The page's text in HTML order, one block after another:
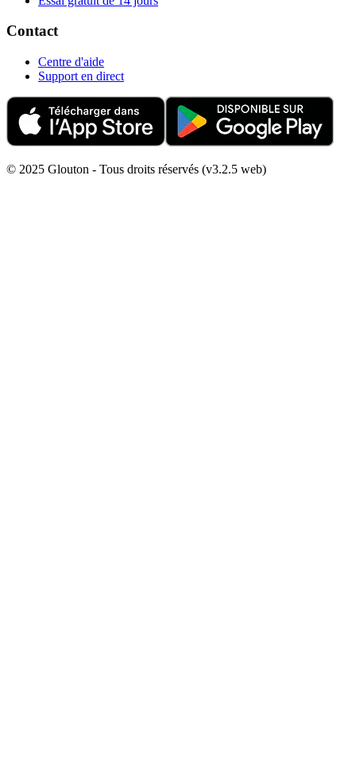
Contact
Centre d'aide
Support en direct
© 2025 Glouton - Tous droits réservés (v3.2.5 web)